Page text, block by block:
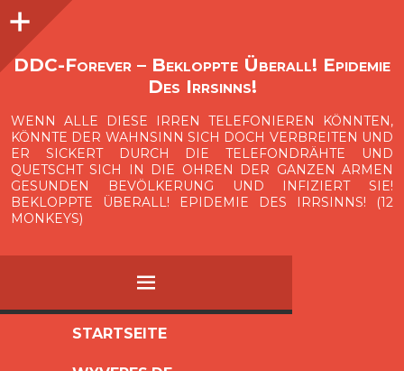
O
p
e
n
i
d
e
b
a
DDC-Forever – Bekloppte Überall! Epidemie
Des Irrsinns!
WENN ALLE DIESE IRREN TELEFONIEREN KÖNNTEN,
KÖNNTE DER WAHNSINN SICH DOCH VERBREITEN UND
ER SICKERT DURCH DIE TELEFONDRÄHTE UND
QUETSCHT SICH IN DIE OHREN DER GANZEN ARMEN
GESUNDEN BEVÖLKERUNG UND INFIZIERT SIE!
BEKLOPPTE ÜBERALL! EPIDEMIE DES IRRSINNS! (12
MONKEYS)
MENÜ
STARTSEITE
Seitenleiste